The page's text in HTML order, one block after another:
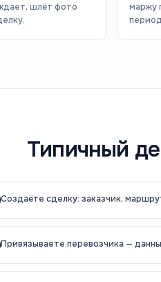
шлёт фото
маржу
Типичный
Создаёте сделку: заказчик,
Привязываете перевозчика —